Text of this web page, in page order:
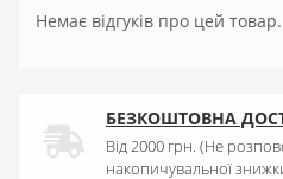
Немає відгуків про цей товар.
БЕЗКОШТОВНА
Від 2000 грн. (Не
накопичувальної